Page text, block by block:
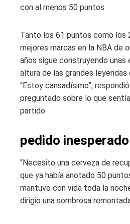
con al menos 50 puntos.
Tanto los 61 puntos como los
mejores marcas en la NBA de
años sigue construyendo
altura de las grandes
“Estoy cansadísimo”,
preguntado sobre lo que
partido.
pedido inesperado
“Necesito una cerveza de
que ya había anotado 50
mantuvo con vida toda la
dirigio una sombrosa